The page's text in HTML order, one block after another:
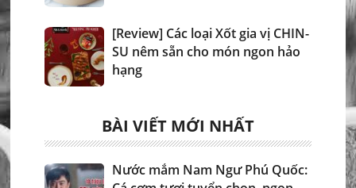
[Review] Các loại Xốt gia vị CHIN-
SU nêm sẵn cho món ngon hảo
hạng
BÀI VIẾT MỚI NHẤT
Nước mắm Nam Ngư Phú Quốc: